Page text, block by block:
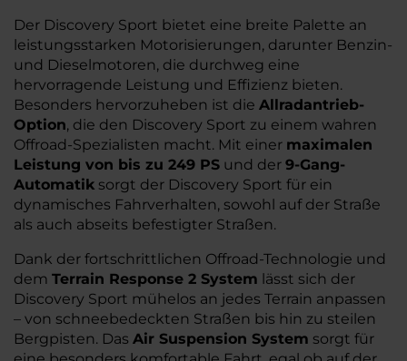
Der Discovery Sport bietet eine breite Palette an
leistungsstarken Motorisierungen, darunter Benzin-
und Dieselmotoren, die durchweg eine
hervorragende Leistung und Effizienz bieten.
Besonders hervorzuheben ist die Allradantrieb-
Option, die den Discovery Sport zu einem wahren
Offroad-Spezialisten macht. Mit einer maximalen
Leistung von bis zu 249 PS und der 9-Gang-
Automatik sorgt der Discovery Sport für ein
dynamisches Fahrverhalten, sowohl auf der Straße
als auch abseits befestigter Straßen.
Dank der fortschrittlichen Offroad-Technologie und
dem Terrain Response 2 System lässt sich der
Discovery Sport mühelos an jedes Terrain anpassen
– von schneebedeckten Straßen bis hin zu steilen
Bergpisten. Das Air Suspension System sorgt für